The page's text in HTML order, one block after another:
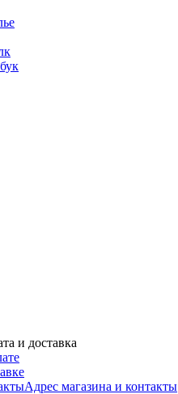
и доставка
Адрес магазина и контакты